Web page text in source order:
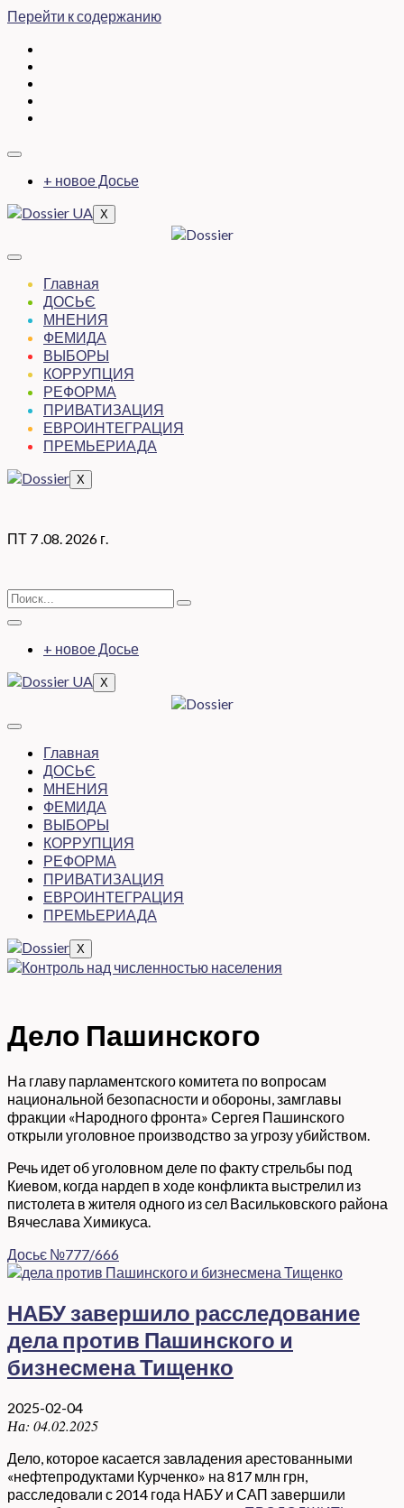
Перейти к содержанию
+ новое Досье
X
Главная
ДОСЬЄ
МНЕНИЯ
ФЕМИДА
ВЫБОРЫ
КОРРУПЦИЯ
РЕФОРМА
ПРИВАТИЗАЦИЯ
ЕВРОИНТЕГРАЦИЯ
ПРЕМЬЕРИАДА
X
ПТ 7 .08. 2026 г.
+ новое Досье
X
Главная
ДОСЬЄ
МНЕНИЯ
ФЕМИДА
ВЫБОРЫ
КОРРУПЦИЯ
РЕФОРМА
ПРИВАТИЗАЦИЯ
ЕВРОИНТЕГРАЦИЯ
ПРЕМЬЕРИАДА
X
Дело Пашинского
На главу парламентского комитета по вопросам
национальной безопасности и обороны, замглавы
фракции «Народного фронта» Сергея Пашинского
открыли уголовное производство за угрозу убийством.
Речь идет об уголовном деле по факту стрельбы под
Киевом, когда нардеп в ходе конфликта выстрелил из
пистолета в жителя одного из сел Васильковского района
Вячеслава Химикуса.
Досьє №777/666
НАБУ завершило расследование
дела против Пашинского и
бизнесмена Тищенко
2025-02-04
На: 04.02.2025
Дело, которое касается завладения арестованными
«нефтепродуктами Курченко» на 817 млн грн,
расследовали с 2014 года НАБУ и САП завершили